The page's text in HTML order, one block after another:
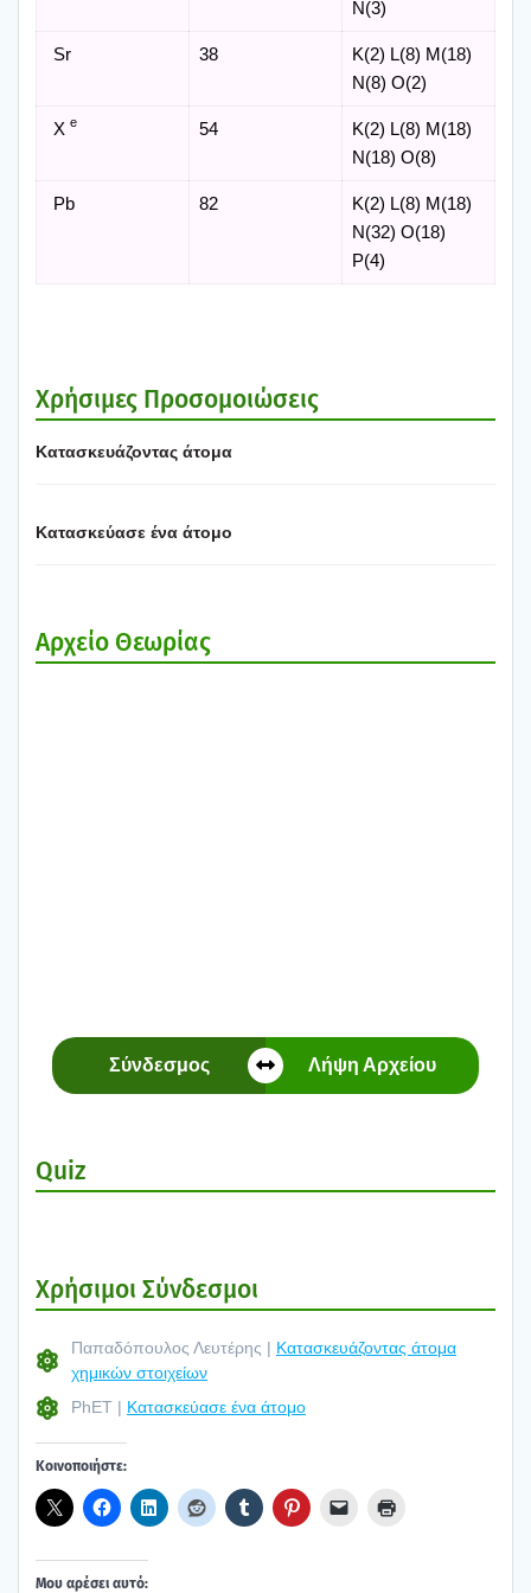
N(3)
Sr 38
K(2) L(8) M(18)
N(8) O(2)
X e 54
K(2) L(8) M(18)
N(18) O(8)
Pb 82
K(2) L(8) M(18)
N(32) O(18)
P(4)
Χρή­σι­μες Προ­σο­μοιώ­σεις
Κατα­σκευά­ζο­ντας άτο­μα
Κατα­σκεύ­α­σε ένα άτο­μο
Αρχείο Θεω­ρί­ας
Σύν­δε­σμος Λήψη Αρχεί­ου
Quiz
Χρή­σι­μοι Σύν­δε­σμοι
Παπα­δό­που­λος Λευ­τέ­ρης | Κατα­σκευά­ζο­ντας άτο­μα
χημι­κών στοι­χεί­ων
PhET | Κατα­σκεύ­α­σε ένα άτο­μο
Κοι­νο­ποι­ή­στε:
Μου αρέ­σει αυτό: